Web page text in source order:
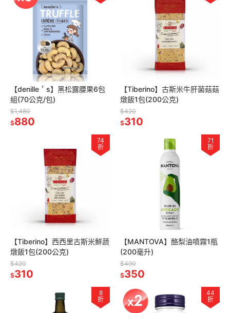
【denille＇s】黑松露腰果6包
組(70公克/包)
$1,480
$880
【Tiberino】古斯米牛肝菌菇菇
燉飯1包(200公克)
$420
$310
74
折
【Tiberino】西西里古斯米鮮蔬
燉飯1包(200公克)
$420
$310
71
折
【MANTOVA】酪梨油噴霧1瓶
(200毫升)
$490
$350
8
折
44
折